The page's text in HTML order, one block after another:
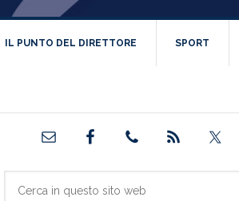
IL PUNTO DEL DIRETTORE SPORT
Barra
primaria